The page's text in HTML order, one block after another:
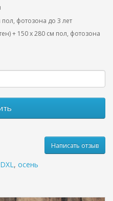
пол, фотозона до 3 лет
+ 150 х 280 см пол, фотозона
Написать отзыв
, осень